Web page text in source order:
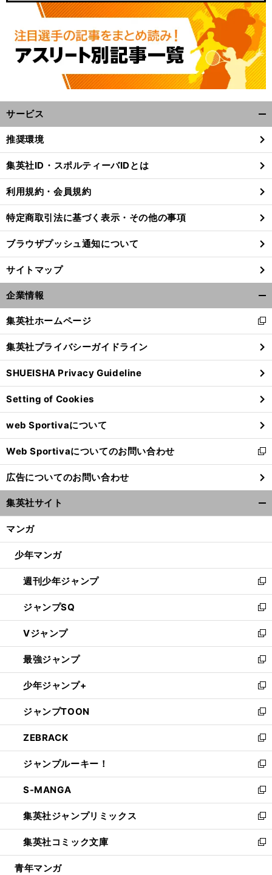
サービス
閉
る
推奨環境
集英社ID・スポルティーバIDとは
利用規約・会員規約
特定商取引法に基づく表示・その他の事項
ブラウザプッシュ通知について
サイトマップ
企業情報
閉
る
集英社ホームページ
新
し
い
ウ
ィ
ン
ド
ウ
で
開
く
集英社プライバシーガイドライン
SHUEISHA Privacy Guideline
Setting of Cookies
web Sportivaについて
Web Sportivaについてのお問い合わせ
新
し
い
ウ
ィ
ン
ウ
開
く
広告についてのお問い合わせ
集英社サイト
マンガ
少年マンガ
週刊少年ジャンプ
新
し
い
ウ
ィ
ン
ド
ウ
で
開
く
ジャンプSQ
新
し
い
ウ
ィ
ン
ド
ウ
で
開
く
Vジャンプ
新
し
い
ウ
ィ
ン
ド
ウ
で
開
く
最強ジャンプ
新
し
い
ウ
ィ
ン
ド
ウ
で
開
く
少年ジャンプ+
新
し
い
ウ
ィ
ン
ド
ウ
で
開
く
ジャンプTOON
新
し
い
ウ
ィ
ン
ド
ウ
で
開
く
ZEBRACK
新
し
い
ウ
ィ
ン
ド
ウ
で
開
ジャンプルーキー！
新
し
い
ウ
ィ
ン
ド
ウ
S-MANGA
新
し
い
ウ
ィ
ン
集英社ジャンプリミックス
新
し
い
ウ
集英社コミック文庫
新
し
青年マンガ